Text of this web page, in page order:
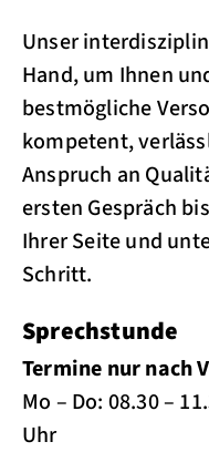
Unser
Hand, um Ihnen
bestmögliche
kompetent,
Anspruch an
ersten Gespräch
Ihrer Seite und
Schritt.
Sprechstunde
Termine nur nach
Mo – Do: 08.30 –
Uhr